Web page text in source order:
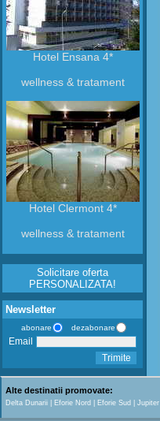
Hotel Ensana 4*
wellness & tratament
Hotel Clermont 4*
wellness & tratament
Solicitare oferta
PERSONALIZATA!
Newsletter
abonare dezabonare
Email
Trimite
Alte destinatii promovate:
Delta Dunarii Eforie Nord Eforie Sud Jupiter